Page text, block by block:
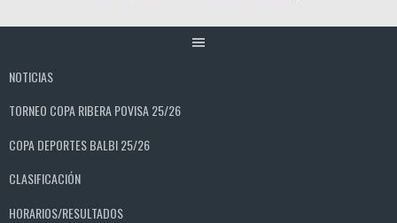
NOTICIAS
TORNEO COPA RIBERA POVISA 25/26
COPA DEPORTES BALBI 25/26
CLASIFICACIÓN
HORARIOS/RESULTADOS